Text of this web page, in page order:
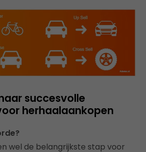
succesvolle
herhaalaankopen
wel de belangrijkste stap voor